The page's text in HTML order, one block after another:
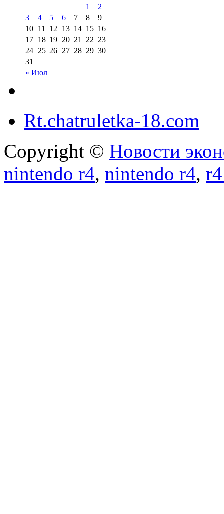
« Июл
1
2
3
4 5 6 7 8
9
10 11 12 13 14 15 16
17 18 19 20 21 22 23
24 25 26 27 28 29 30
31
Rt.chatruletka-18.com
Copyright © Новости
nintendo r4, nintendo r4,